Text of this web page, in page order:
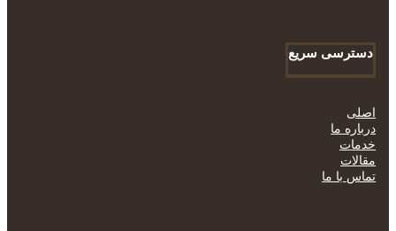
دسترسی سریع
اصلی
درباره ما
خدمات
مقالات
تماس با ما